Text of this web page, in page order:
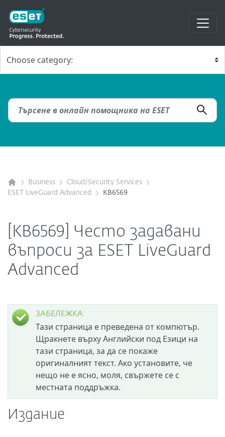
Business
Cloud/Security Services
ESET LiveGuard Advanced
KB6569
[KB6569] Често задавани
въпроси за ESET LiveGuard
Advanced
ЗАБЕЛЕЖКА:
Тази страница е преведена от компютър.
Щракнете върху Английски под Езици на
тази страница, за да се покаже
оригиналният текст. Ако установите, че
нещо не е ясно, моля, свържете се с
местната поддръжка.
Издание